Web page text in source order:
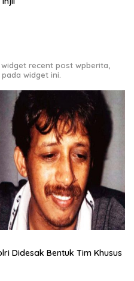
recent post wpberita,
widget ini.
Didesak Bentuk Tim Khusus